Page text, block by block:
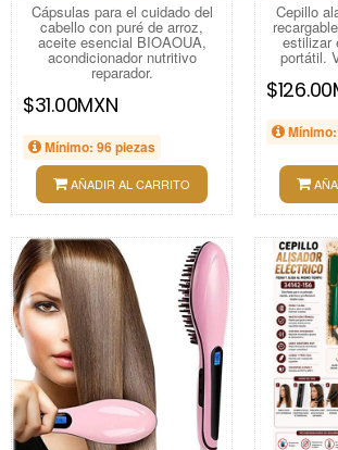
Cápsulas para el cuidado del
cabello con puré de arroz,
aceite esencial BIOAOUA,
acondicionador nutritivo
reparador.
$31.00MXN
Mínimo: 96 piezas
AÑADIR AL CARRITO
Cepillo
estilizar
portátil.